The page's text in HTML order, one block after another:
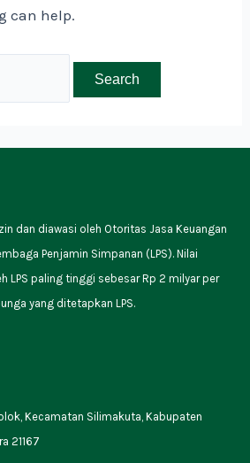
can help.
dan diawasi oleh Otoritas Jasa Keuangan
Penjamin Simpanan (LPS). Nilai
LPS paling tinggi sebesar Rp 2 milyar per
yang ditetapkan LPS.
Kecamatan Silimakuta, Kabupaten
21167